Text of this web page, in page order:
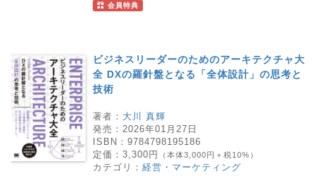
会員特典
ビジネスリーダーのためのアーキテクチャ大
全 DXの羅針盤となる「全体設計」の思考と
技術
著者： 大川 真輝
発売： 2026年01月27日
ISBN： 9784798195186
定価： 3,300円 （本体3,000円＋税10%）
カテゴリ： 経営・マーケティング